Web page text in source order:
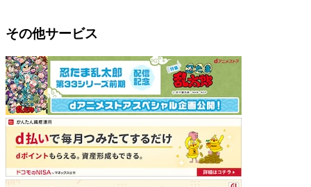
その他サービス